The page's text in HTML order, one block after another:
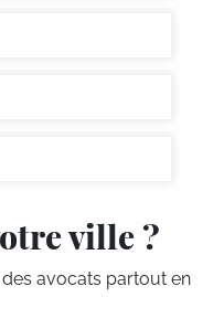
ville ?
avocats partout en